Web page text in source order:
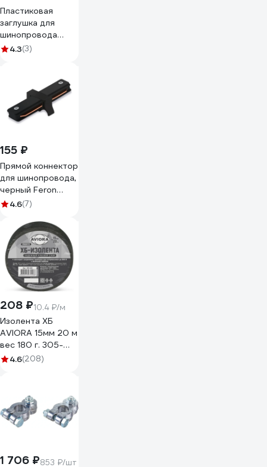
Пластиковая
заглушка для
шинопровода
FERON CAB1003
4.3(3)
155 ₽
Прямой коннектор
для шинопровода,
черный Feron
LD1000 10324
4.6(7)
208 ₽10.4 ₽/м
Изолента ХБ
AVIORA 15мм 20 м
вес 180 г. 305-
0654.6(208)
1 706 ₽853 ₽/шт